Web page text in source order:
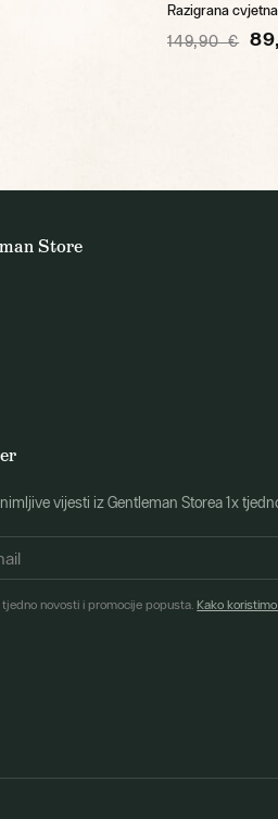
Razigrana
149,90 €
Store
vijesti iz Gentleman Storea 1x
tjedno novosti i promocije popusta. Kako